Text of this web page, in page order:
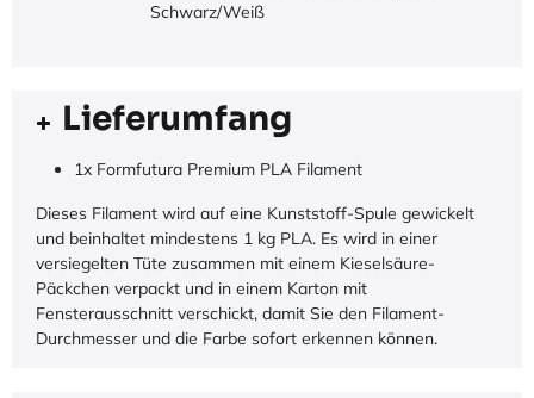
Schwarz/Weiß
Lieferumfang
1x Formfutura Premium PLA Filament
Dieses Filament wird auf eine Kunststoff-Spule gewickelt
und beinhaltet mindestens 1 kg PLA. Es wird in einer
versiegelten Tüte zusammen mit einem Kieselsäure-
Päckchen verpackt und in einem Karton mit
Fensterausschnitt verschickt, damit Sie den Filament-
Durchmesser und die Farbe sofort erkennen können.